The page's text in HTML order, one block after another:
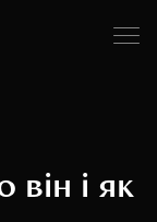
він і як